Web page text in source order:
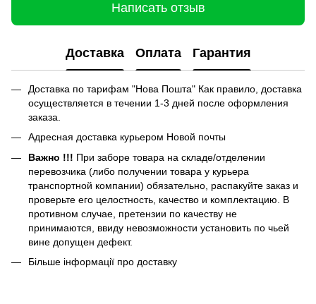
Написать отзыв
Доставка Оплата Гарантия
Доставка по тарифам "Нова Пошта" Как правило, доставка
осуществляется в течении 1-3 дней после оформления
заказа.
Адресная доставка курьером Новой почты
Важно !!! При заборе товара на складе/отделении
перевозчика (либо получении товара у курьера
транспортной компании) обязательно, распакуйте заказ и
проверьте его целостность, качество и комплектацию. В
противном случае, претензии по качеству не
принимаются, ввиду невозможности установить по чьей
вине допущен дефект.
Більше інформації про доставку